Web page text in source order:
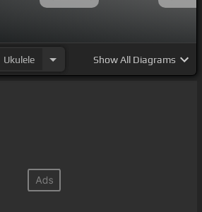
Ukulele ShowAll Diagrams